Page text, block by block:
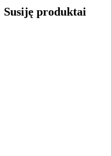
Susiję produktai